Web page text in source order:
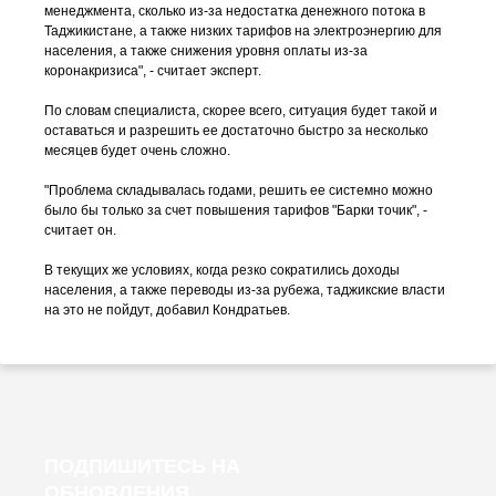
менеджмента, сколько из-за недостатка денежного потока в
Таджикистане, а также низких тарифов на электроэнергию для
населения, а также снижения уровня оплаты из-за
коронакризиса", - считает эксперт.
По словам специалиста, скорее всего, ситуация будет такой и
оставаться и разрешить ее достаточно быстро за несколько
месяцев будет очень сложно.
"Проблема складывалась годами, решить ее системно можно
было бы только за счет повышения тарифов "Барки точик", -
считает он.
В текущих же условиях, когда резко сократились доходы
населения, а также переводы из-за рубежа, таджикские власти
на это не пойдут, добавил Кондратьев.